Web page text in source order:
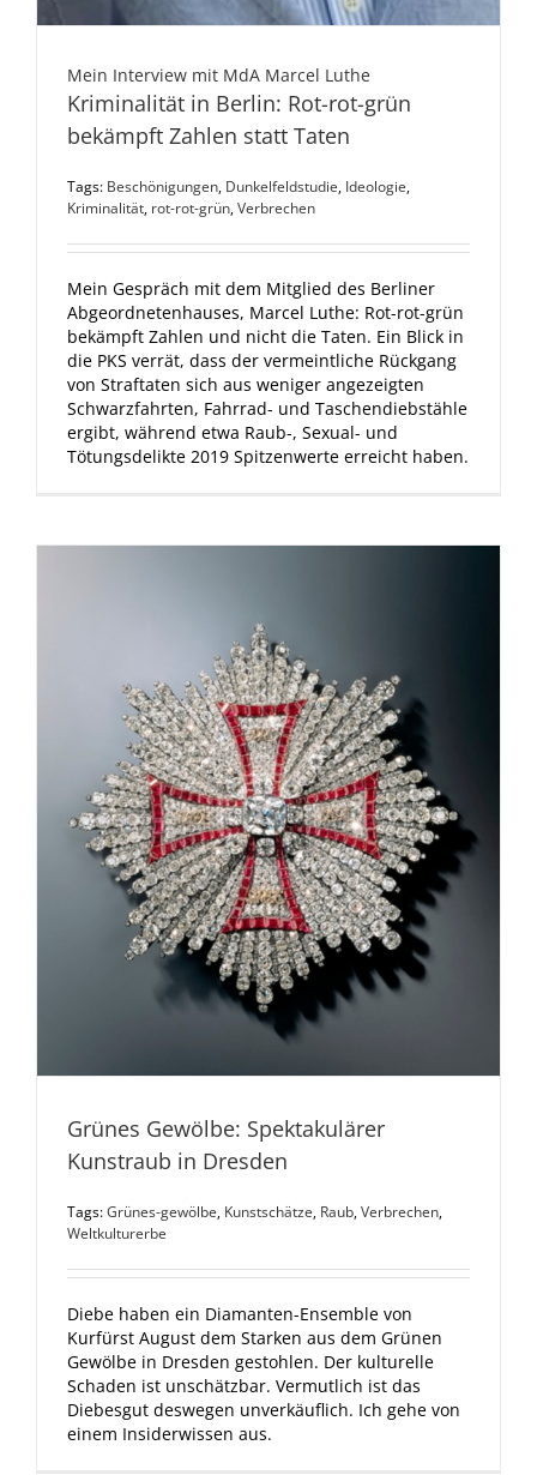
Mein Interview mit MdA Marcel Luthe
Kriminalität in Berlin: Rot-rot-grün
bekämpft Zahlen statt Taten
Tags: Beschönigungen, Dunkelfeldstudie, Ideologie,
Kriminalität, rot-rot-grün,Verbrechen
Mein Gespräch mit dem Mitglied des Berliner
Abgeordnetenhauses, Marcel Luthe: Rot-rot-grün
bekämpft Zahlen und nicht die Taten. Ein Blick in
die PKS verrät, dass der vermeintliche Rückgang
von Straftaten sich aus weniger angezeigten
Schwarzfahrten, Fahrrad- und Taschendiebstähle
ergibt, während etwa Raub-, Sexual- und
Tötungsdelikte 2019 Spitzenwerte erreicht haben.
Grünes Gewölbe: Spektakulärer
Kunstraub in Dresden
Tags:Grünes-gewölbe, Kunstschätze, Raub,Verbrechen,
Weltkulturerbe
Diebe haben ein Diamanten-Ensemble von
Kurfürst August dem Starken aus dem Grünen
Gewölbe in Dresden gestohlen. Der kulturelle
Schaden ist unschätzbar. Vermutlich ist das
Diebesgut deswegen unverkäuflich. Ich gehe von
einem Insiderwissen aus.